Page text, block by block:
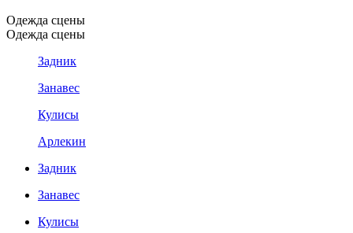
Одежда сцены
Одежда сцены
Задник
Занавес
Кулисы
Арлекин
Задник
Занавес
Кулисы